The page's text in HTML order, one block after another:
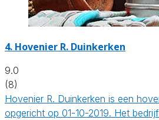
4. Hovenier R. Duinkerken
9.0
(8)
Hovenier R. Duinkerken is een
opgericht op 01-10-2019. Het